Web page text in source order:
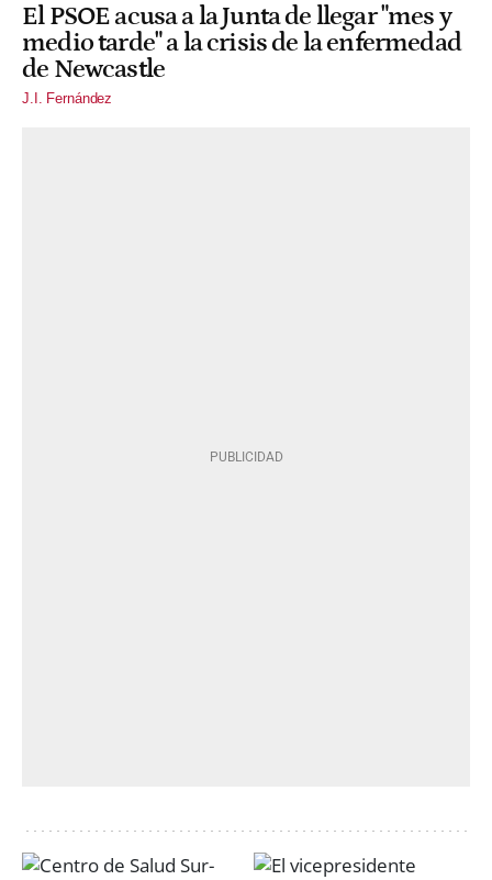
El PSOE acusa a la Junta de llegar "mes y
medio tarde" a la crisis de la enfermedad
de Newcastle
J.I. Fernández